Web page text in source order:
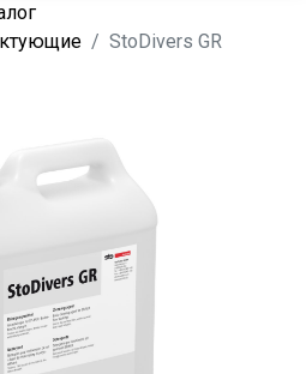
StoDivers GR